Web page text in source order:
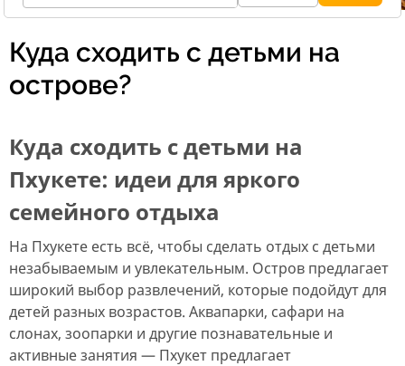
Куда сходить с детьми на
острове?
Куда сходить с детьми на
Пхукете: идеи для яркого
семейного отдыха
На Пхукете есть всё, чтобы сделать отдых с детьми
незабываемым и увлекательным. Остров предлагает
широкий выбор развлечений, которые подойдут для
детей разных возрастов. Аквапарки, сафари на
слонах, зоопарки и другие познавательные и
активные занятия — Пхукет предлагает